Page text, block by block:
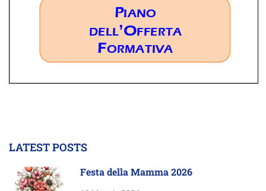
LATEST POSTS
Festa della Mamma 2026